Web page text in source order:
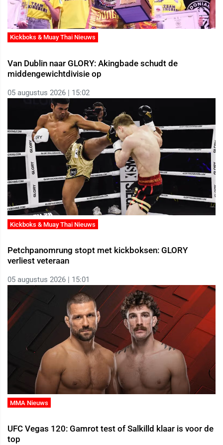
Kickboks & Muay Thai Nieuws
Van Dublin naar GLORY: Akingbade schudt de
middengewichtdivisie op
05 augustus 2026 | 15:02
Kickboks & Muay Thai Nieuws
Petchpanomrung stopt met kickboksen: GLORY
verliest veteraan
05 augustus 2026 | 15:01
MMA Nieuws
UFC Vegas 120: Gamrot test of Salkilld klaar is voor de
top